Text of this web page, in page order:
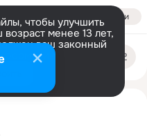
Войти
чтобы улучшить
менее 13 лет,
ваш законный